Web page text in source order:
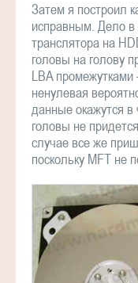
Затем я построил
исправным. Дело в
транслятора на
головы на голову
LBA
ненулевая
данные окажутся в
головы не
случае все же
поскольку MFT не